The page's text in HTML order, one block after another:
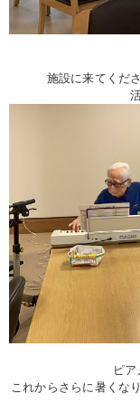
施設に来てくだ
ピ
これからさらに暑くな